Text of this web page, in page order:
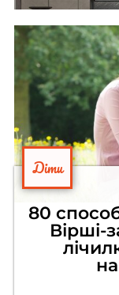
Діти
80
Вірші-